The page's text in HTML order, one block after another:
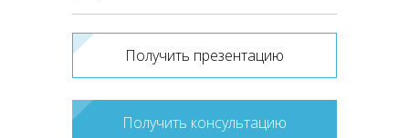
Получить презентацию
Получить консультацию